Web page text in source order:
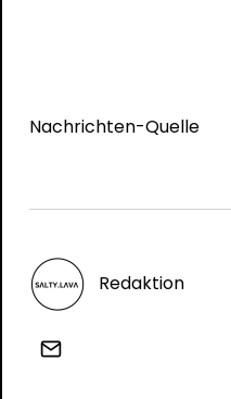
Nachrichten-Quelle
Redaktion